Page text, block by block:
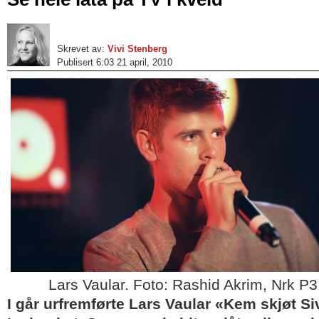
Skrevet av: Vivi Stenberg
Publisert 6:03 21 april, 2010
Lars Vaular. Foto: Rashid Akrim, Nrk P3
I går urfremførte Lars Vaular «Kem skjøt